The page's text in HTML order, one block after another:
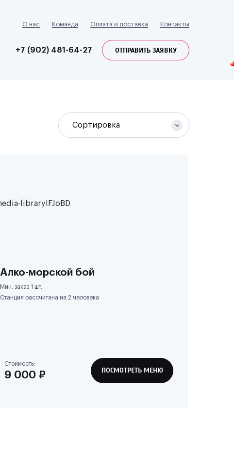
О нас Команда Оплата и доставка Контакты
+7 (902) 481-64-27 ОТПРАВИТЬ ЗАЯВКУ
Сортировка
Алко-морской бой
Мин. заказ 1 шт.
Станция рассчитана на 2 человека
Стоимость:
9 000 ₽ ПОСМОТРЕТЬ МЕНЮ